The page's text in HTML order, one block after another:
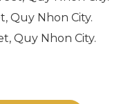
Quy Nhon City.
Quy Nhon City.